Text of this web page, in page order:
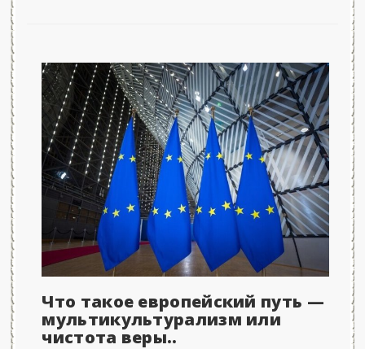
Что такое европейский путь —
мультикультурализм или
чистота веры..